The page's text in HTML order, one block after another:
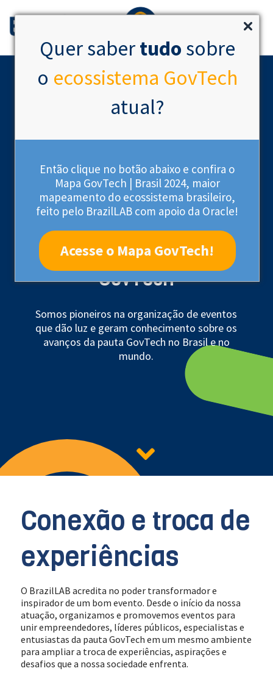
Quer sabertudo sobre
o ecossistema GovTech
atual?
Então clique no botão abaixo e confira o
Mapa GovTech | Brasil 2024, maior
mapeamento do ecossistema brasileiro,
feito pelo BrazilLAB com apoio da Oracle!
Acesse o Mapa GovTech!
Eventos do ecossistema
GovTech
Somos pioneiros na organização de eventos
que dão luz e geram conhecimento sobre os
avanços da pauta GovTech no Brasil e no
mundo.
Conexão e troca de
experiências
O BrazilLAB acredita no poder transformador e
inspirador de um bom evento. Desde o início da nossa
atuação, organizamos e promovemos eventos para
unir empreendedores, líderes públicos, especialistas e
entusiastas da pauta GovTech em um mesmo ambiente
para ampliar a troca de experiências, aspirações e
desafios que a nossa sociedade enfrenta.